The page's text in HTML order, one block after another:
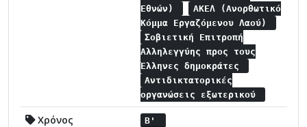
Εθνών)
ΑΚΕΛ (Ανορθωτικό
Κόμμα Εργαζόμενου Λαού)
Σοβιετική Επιτροπή
Αλληλεγγύης προς τους
Έλληνες δημοκράτες
Αντιδικτατορικές
οργανώσεις εξωτερικού
Χρόνος Β'